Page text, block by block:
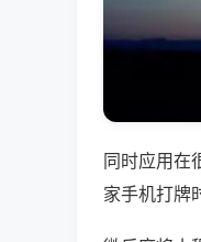
同时应用在
家手机打牌